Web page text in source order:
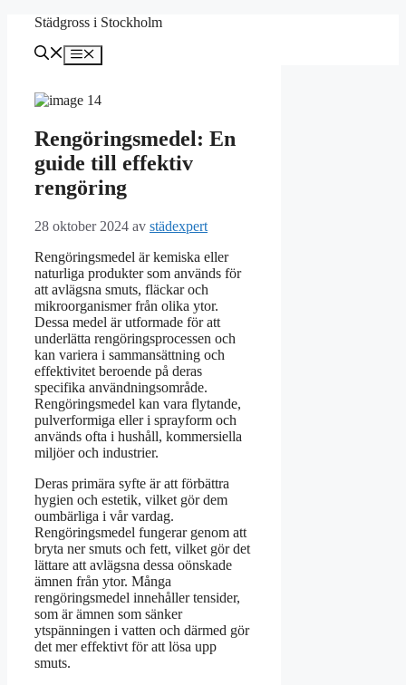
Hoppa
innehåll
Städgross i Stockholm
Meny
Rengöringsmedel: En
guide till effektiv
rengöring
28 oktober 2024 av städexpert
Rengöringsmedel är kemiska eller
naturliga produkter som används för
att avlägsna smuts, fläckar och
mikroorganismer från olika ytor.
Dessa medel är utformade för att
underlätta rengöringsprocessen och
kan variera i sammansättning och
effektivitet beroende på deras
specifika användningsområde.
Rengöringsmedel kan vara flytande,
pulverformiga eller i sprayform och
används ofta i hushåll, kommersiella
miljöer och industrier.
Deras primära syfte är att förbättra
hygien och estetik, vilket gör dem
oumbärliga i vår vardag.
Rengöringsmedel fungerar genom att
bryta ner smuts och fett, vilket gör det
lättare att avlägsna dessa oönskade
ämnen från ytor. Många
rengöringsmedel innehåller tensider,
som är ämnen som sänker
ytspänningen i vatten och därmed gör
det mer effektivt för att lösa upp
smuts.